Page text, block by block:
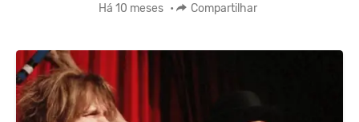
Há 10 meses • Compartilhar